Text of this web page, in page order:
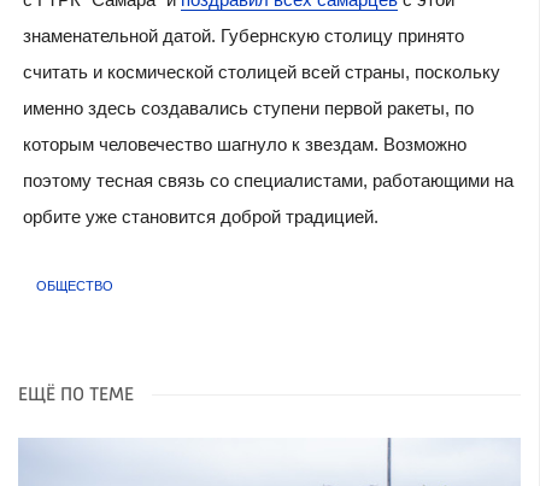
знаменательной датой. Губернскую столицу принято
считать и космической столицей всей страны, поскольку
именно здесь создавались ступени первой ракеты, по
которым человечество шагнуло к звездам. Возможно
поэтому тесная связь со специалистами, работающими на
орбите уже становится доброй традицией.
ОБЩЕСТВО
ЕЩЁ ПО ТЕМЕ